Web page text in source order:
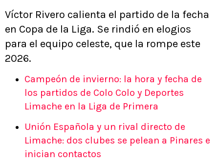
Víctor Rivero calienta el partido de la fecha
en Copa de la Liga. Se rindió en elogios
para el equipo celeste, que la rompe este
2026.
Campeón de invierno: la hora y fecha de
los partidos de Colo Colo y Deportes
Limache en la Liga de Primera
Unión Española y un rival directo de
Limache: dos clubes se pelean a Pinares e
inician contactos